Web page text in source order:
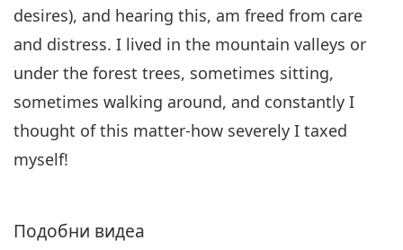
Слова на Мъдростта 2019-05-09
7
17:02
Из свещените текстове на
будизма: Лотосовата сутра на
част 7 от 8
Слова на Мъдростта 2019-05-10 5610Преглед
15:33
desires), and hearing this, am freed from care
and distress. I lived in the mountain valleys or
under the forest trees, sometimes sitting,
sometimes walking around, and constantly I
thought of this matter-how severely I taxed
myself!
Подобни видеа